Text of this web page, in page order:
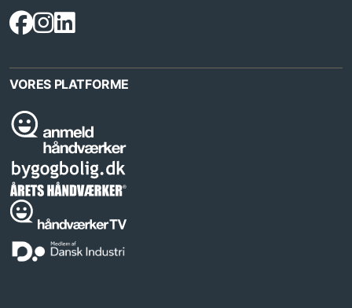
VORES PLATFORME